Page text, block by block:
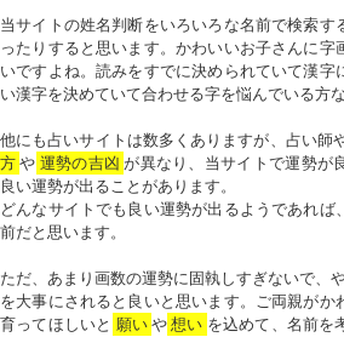
当サイトの姓名判断をいろいろな名前で検索す
ったりすると思います。かわいいお子さんに字
いですよね。読みをすでに決められていて漢字
い漢字を決めていて合わせる字を悩んでいる方
他にも占いサイトは数多くありますが、占い師
方 や 運勢の吉凶 が異なり、当サイトで運勢が
良い運勢が出ることがあります。
どんなサイトでも良い運勢が出るようであれば
前だと思います。
ただ、あまり画数の運勢に固執しすぎないで、
を大事にされると良いと思います。ご両親がか
育ってほしいと 願い や 想い を込めて、名前を